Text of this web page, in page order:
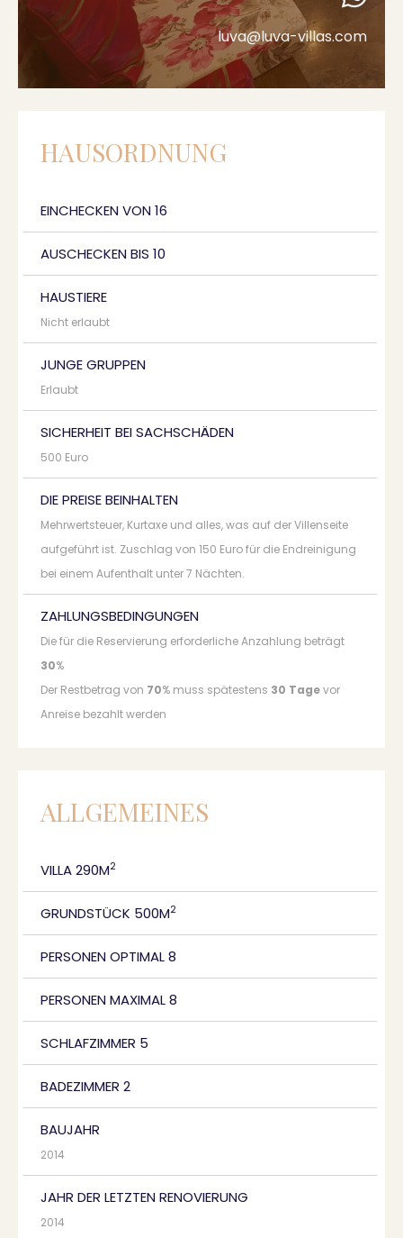
luva@luva-villas.com
HAUSORDNUNG
EINCHECKEN VON 16
AUSCHECKEN BIS 10
HAUSTIERE
Nicht erlaubt
JUNGE GRUPPEN
Erlaubt
SICHERHEIT BEI SACHSCHÄDEN
500 Euro
DIE PREISE BEINHALTEN
Mehrwertsteuer, Kurtaxe und alles, was auf der Villenseite
aufgeführt ist. Zuschlag von 150 Euro für die Endreinigung
bei einem Aufenthalt unter 7 Nächten.
ZAHLUNGSBEDINGUNGEN
Die für die Reservierung erforderliche Anzahlung beträgt
30%
Der Restbetrag von 70% muss spätestens 30 Tagevor
Anreise bezahlt werden
ALLGEMEINES
VILLA 290M2
GRUNDSTÜCK 500M2
PERSONEN OPTIMAL 8
PERSONEN MAXIMAL 8
SCHLAFZIMMER 5
BADEZIMMER 2
BAUJAHR
2014
JAHR DER LETZTEN RENOVIERUNG
2014